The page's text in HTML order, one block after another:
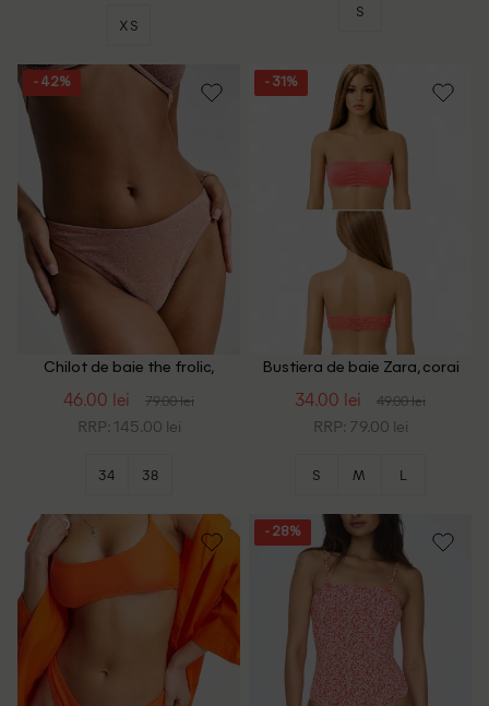
XS
S
- 42%
Chilot de baie the frolic,
46.00 lei 79.00 lei
RRP: 145.00 lei
34 38
- 31%
Bustiera de baie Zara, corai
34.00 lei 49.00 lei
RRP: 79.00 lei
S M L
- 28%